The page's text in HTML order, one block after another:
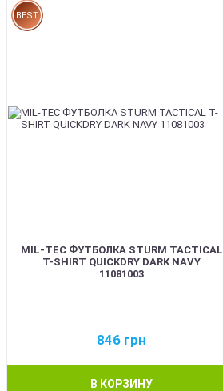
BEST
MIL-TEC ФУТБОЛКА STURM TACTICAL
T-SHIRT QUICKDRY DARK NAVY
11081003
846 грн
В КОРЗИНУ